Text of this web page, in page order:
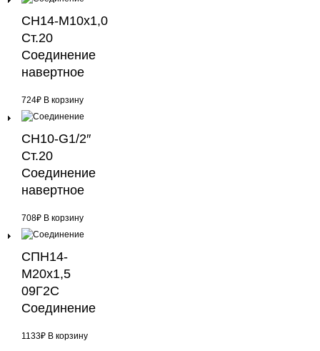
СН14-М10х1,0
Ст.20
Соединение
навертное
724₽ В корзину
СН10-G1/2″
Ст.20
Соединение
навертное
708₽ В корзину
СПН14-
М20х1,5
09Г2С
Соединение
1133₽ В корзину